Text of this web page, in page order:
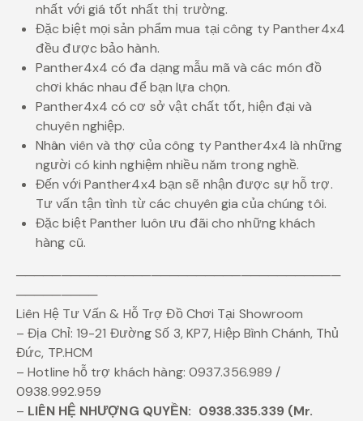
nhất với giá tốt nhất thị trường.
Đặc biệt mọi sản phẩm mua tại công ty Panther4x4
đều được bảo hành.
Panther4x4 có đa dạng mẫu mã và các món đồ
chơi khác nhau để bạn lựa chọn.
Panther4x4 có cơ sở vật chất tốt, hiện đại và
chuyên nghiệp.
Nhân viên và thợ của công ty Panther4x4 là những
người có kinh nghiệm nhiều năm trong nghề.
Đến với Panther4x4 bạn sẽ nhận được sự hỗ trợ.
Tư vấn tận tình từ các chuyên gia của chúng tôi.
Đặc biệt Panther luôn ưu đãi cho những khách
hàng cũ.
────────────────────────────────────
─────────
Liên Hệ Tư Vấn & Hỗ Trợ Đồ Chơi Tại Showroom
– Địa Chỉ: 19-21 Đường Số 3, KP7, Hiệp Bình Chánh, Thủ
Đức, TP.HCM
– Hotline hỗ trợ khách hàng: 0937.356.989 /
0938.992.959
– LIÊN HỆ NHƯỢNG QUYỀN: 0938.335.339 (Mr.